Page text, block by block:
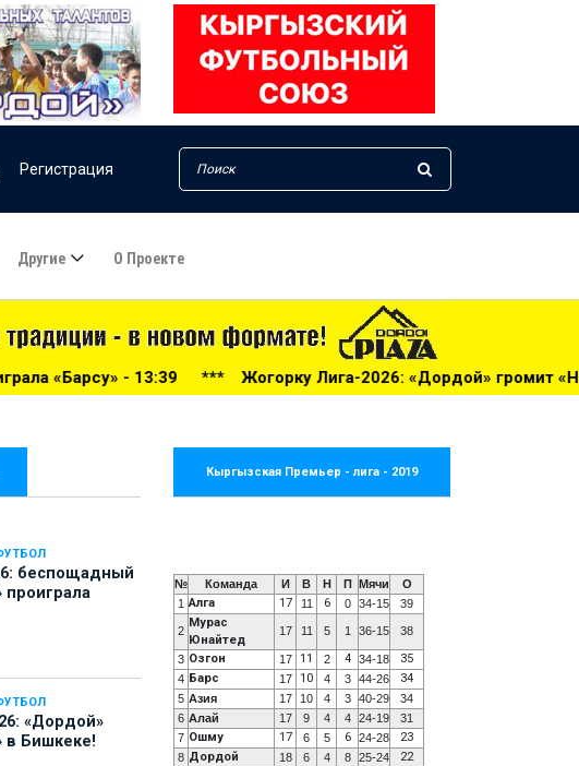
Регистрация
Другие О Проекте
Лига-2026: «Дордой» громит «Нефтчи» в Бишкеке! - 13:38 ***
беспощадный
проиграла
«Дордой»
в Бишкеке!
Кыргызская Премьер - лига - 2019
№ Команда И В Н П Мячи
О
1 Алга 17 11 6 0 34-15 39
2
Мурас
Юнайтед
17 11 5 1 36-15 38
3 Озгон 17 11 2 4 34-18 35
4 Барс 17 10 4 3 44-26 34
5 Азия 17 10 4 3 40-29
34
6 Алай 17 9 4 4 24-19
31
7 Ошму 17 6 5 6 24-28 23
8 Дордой 18 6 4 8 25-24 22